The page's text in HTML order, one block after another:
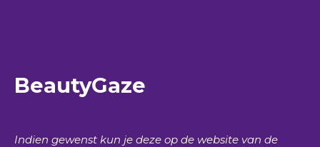
BeautyGaze
Indien gewenst kun je deze op de website van de